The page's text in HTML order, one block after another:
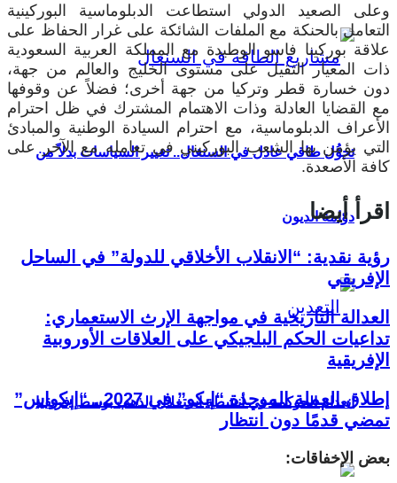
تحوُّل طاقي عادل في السنغال.. تغيير السياسات بدلاً من
دوّامة الديون
انعدام الحوكمة في أنشطة استغلال الذهب بوسط إفريقيا
وعلى الصعيد الدولي استطاعت الدبلوماسية البوركينية
التعامل بالحنكة مع الملفات الشائكة على غرار الحفاظ على
علاقة بوركينا فاسو الوطيدة مع المملكة العربية السعودية
ذات المعيار الثقيل على مستوى الخليج والعالم من جهة،
دون خسارة قطر وتركيا من جهة أخرى؛ فضلاً عن وقوفها
مع القضايا العادلة وذات الاهتمام المشترك في ظل احترام
الأعراف الدبلوماسية، مع احترام السيادة الوطنية والمبادئ
التي يؤمن بها الشعب البوركيني في تعامله مع الآخر على
كافة الأصعدة.
اقرأ أيضا
رؤية نقدية: “الانقلاب الأخلاقي للدولة” في الساحل
الإفريقي
العدالة التاريخية في مواجهة الإرث الاستعماري:
تداعيات الحكم البلجيكي على العلاقات الأوروبية
الإفريقية
إطلاق العملة الموحدة “إيكو” في 2027.. “إيكواس”
تمضي قدمًا دون انتظار
بعض الإخفاقات: